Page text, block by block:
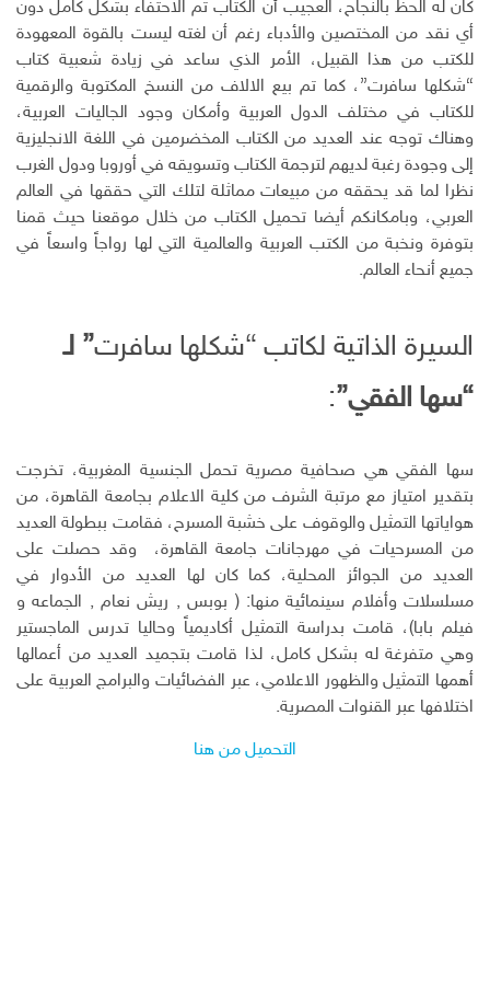
كان له الحظ بالنجاح، العجيب أن الكتاب تم الاحتفاء بشكل كامل دون
أي نقد من المختصين والأدباء رغم أن لغته ليست بالقوة المعهودة
للكتب من هذا القبيل، الأمر الذي ساعد في زيادة شعبية كتاب
“شكلها سافرت”، كما تم بيع الالاف من النسخ المكتوبة والرقمية
للكتاب في مختلف الدول العربية وأمكان وجود الجاليات العربية،
وهناك توجه عند العديد من الكتاب المخضرمين في اللغة الانجليزية
إلى وجودة رغبة لديهم لترجمة الكتاب وتسويقه في أوروبا ودول الغرب
نظرا لما قد يحققه من مبيعات مماثلة لتلك التي حققها في العالم
العربي، وبامكانكم أيضا تحميل الكتاب من خلال موقعنا حيث قمنا
بتوفرة ونخبة من الكتب العربية والعالمية التي لها رواجاً واسعاً في
جميع أنحاء العالم.
السيرة الذاتية لكاتب “شكلها سافرت” لـ
“سها الفقي”:
سها الفقي هي صحافية مصرية تحمل الجنسية المغربية، تخرجت
بتقدير امتياز مع مرتبة الشرف من كلية الاعلام بجامعة القاهرة، من
هواياتها التمثيل والوقوف على خشبة المسرح، فقامت ببطولة العديد
من المسرحيات في مهرجانات جامعة القاهرة، وقد حصلت على
العديد من الجوائز المحلية، كما كان لها العديد من الأدوار في
مسلسلات وأفلام سينمائية منها: ( بوبس , ريش نعام , الجماعه و
فيلم بابا)، قامت بدراسة التمثيل أكاديمياً وحاليا تدرس الماجستير
وهي متفرغة له بشكل كامل، لذا قامت بتجميد العديد من أعمالها
أهمها التمثيل والظهور الاعلامي، عبر الفضائيات والبرامج العربية على
اختلافها عبر القنوات المصرية.
التحميل من هنا